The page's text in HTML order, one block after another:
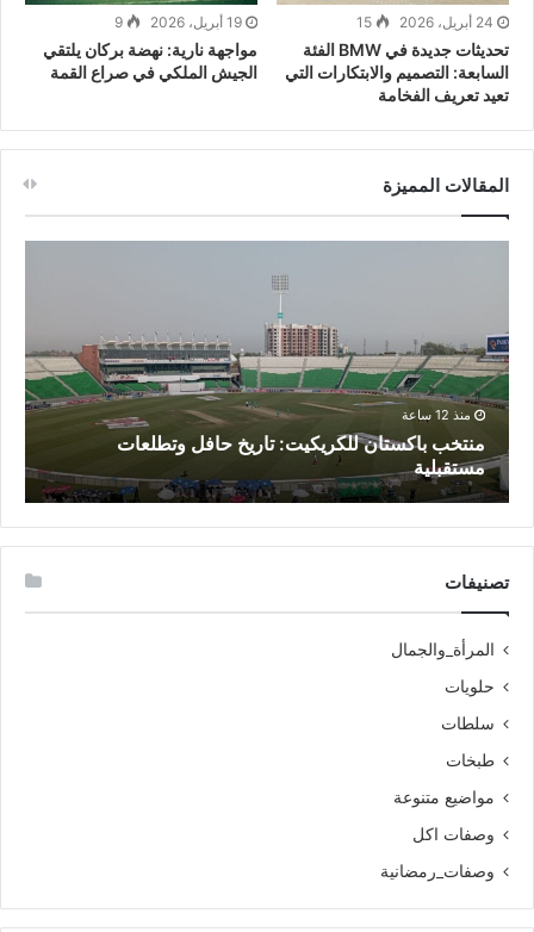
24 أبريل، 2026 15
تحديثات جديدة في BMW الفئة
السابعة: التصميم والابتكارات التي
تعيد تعريف الفخامة
19 أبريل، 2026 9
مواجهة نارية: نهضة بركان يلتقي
الجيش الملكي في صراع القمة
المقالات المميزة
منذ 12 ساعة
منتخب باكستان للكريكيت: تاريخ حافل وتطلعات
مستقبلية
تصنيفات
المرأة_والجمال
حلويات
سلطات
طبخات
مواضيع متنوعة
وصفات اكل
وصفات_رمضانية